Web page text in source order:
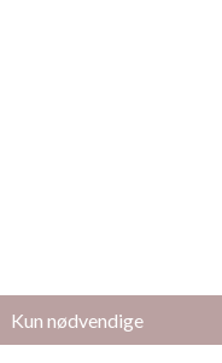
San Angel Maxi, Water
DKK 449,00